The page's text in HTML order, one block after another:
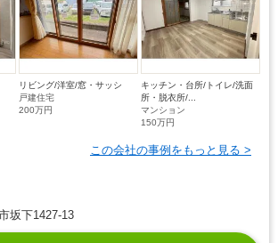
リビング/洋室/窓・サッシ
戸建住宅
200万円
キッチン・台所/トイレ/洗面
所・脱衣所/...
マンション
150万円
この会社の事例をもっと見る >
坂下1427-13